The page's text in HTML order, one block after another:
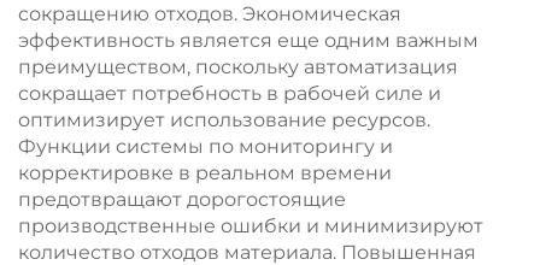
сокращению отходов. Экономическая
эффективность является еще одним важным
преимуществом, поскольку автоматизация
сокращает потребность в рабочей силе и
оптимизирует использование ресурсов.
Функции системы по мониторингу и
корректировке в реальном времени
предотвращают дорогостоящие
производственные ошибки и минимизируют
количество отходов материала. Повышенная